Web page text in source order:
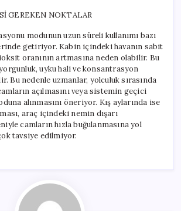
GEREKEN NOKTALAR
modunun uzun süreli kullanımı bazı
getiriyor. Kabin içindeki havanın sabit
oranının artmasına neden olabilir. Bu
uyku hali ve konsantrasyon
Bu nedenle uzmanlar, yolculuk sırasında
açılmasını veya sistemin geçici
alınmasını öneriyor. Kış aylarında ise
araç içindeki nemin dışarı
camların hızla buğulanmasına yol
tavsiye edilmiyor.